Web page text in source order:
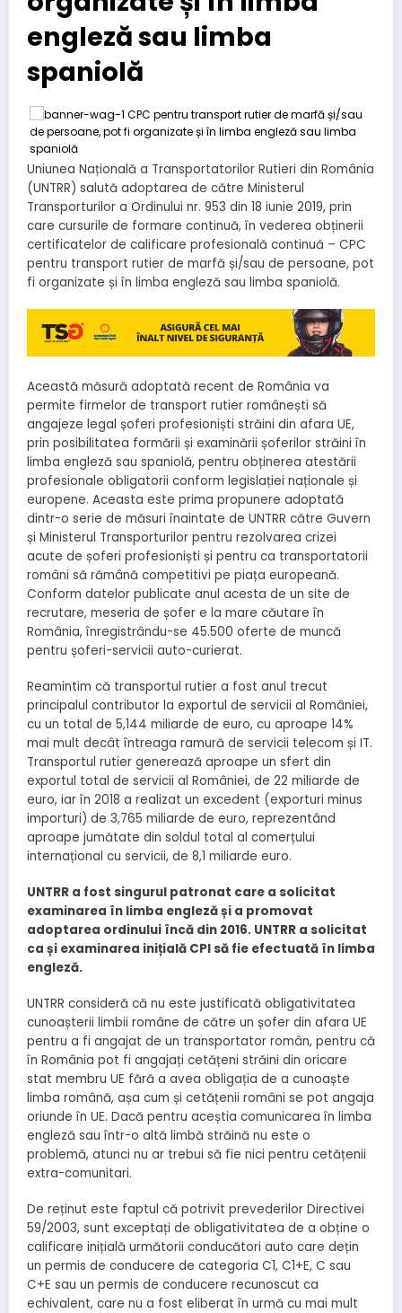
engleză sau limba
spaniolă
Uniunea Națională a Transportatorilor Rutieri din România
(UNTRR) salută adoptarea de către Ministerul
Transporturilor a Ordinului nr. 953 din 18 iunie 2019, prin
care cursurile de formare continuă, în vederea obținerii
certificatelor de calificare profesională continuă – CPC
pentru transport rutier de marfă și/sau de persoane, pot
fi organizate și în limba engleză sau limba spaniolă.
Această măsură adoptată recent de România va
permite firmelor de transport rutier românești să
angajeze legal șoferi profesioniști străini din afara UE,
prin posibilitatea formării și examinării șoferilor străini în
limba engleză sau spaniolă, pentru obținerea atestării
profesionale obligatorii conform legislației naționale și
europene. Aceasta este prima propunere adoptată
dintr-o serie de măsuri înaintate de UNTRR către Guvern
și Ministerul Transporturilor pentru rezolvarea crizei
acute de șoferi profesioniști și pentru ca transportatorii
români să rămână competitivi pe piața europeană.
Conform datelor publicate anul acesta de un site de
recrutare, meseria de șofer e la mare căutare în
România, înregistrându-se 45.500 oferte de muncă
pentru șoferi-servicii auto-curierat.
Reamintim că transportul rutier a fost anul trecut
principalul contributor la exportul de servicii al României,
cu un total de 5,144 miliarde de euro, cu aproape 14%
mai mult decât întreaga ramură de servicii telecom și IT.
Transportul rutier generează aproape un sfert din
exportul total de servicii al României, de 22 miliarde de
euro, iar în 2018 a realizat un excedent (exporturi minus
importuri) de 3,765 miliarde de euro, reprezentând
aproape jumătate din soldul total al comerțului
internațional cu servicii, de 8,1 miliarde euro.
UNTRR a fost singurul patronat care a solicitat
examinarea în limba engleză și a promovat
adoptarea ordinului încă din 2016. UNTRR a solicitat
ca și examinarea inițială CPI să fie efectuată în limba
engleză.
UNTRR consideră că nu este justificată obligativitatea
cunoașterii limbii române de către un șofer din afara UE
pentru a fi angajat de un transportator român, pentru că
în România pot fi angajați cetățeni străini din oricare
stat membru UE fără a avea obligația de a cunoaște
limba română, așa cum și cetățenii români se pot angaja
oriunde în UE. Dacă pentru aceștia comunicarea în limba
engleză sau într-o altă limbă străină nu este o
problemă, atunci nu ar trebui să fie nici pentru cetățenii
extra-comunitari.
De reținut este faptul că potrivit prevederilor Directivei
59/2003, sunt exceptați de obligativitatea de a obține o
calificare inițială următorii conducători auto care dețin
un permis de conducere de categoria C1, C1+E, C sau
C+E sau un permis de conducere recunoscut ca
echivalent, care nu a fost eliberat în urmă cu mai mult